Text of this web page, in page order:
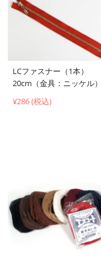
LCファスナー（1本）
20cm（金具：ニッケル）
¥286 (税込)